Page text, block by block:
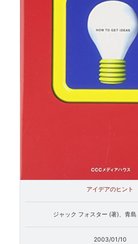
アイデアのヒント
ジャック フォスター (著)、青島
2003/01/10